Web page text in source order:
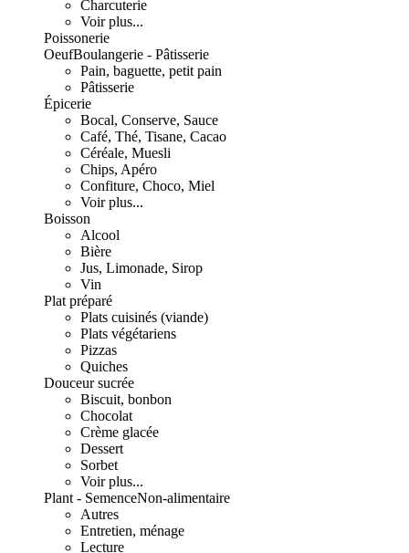
Charcuterie
Voir plus...
Poissonerie
OeufBoulangerie - Pâtisserie
Pain, baguette, petit pain
Pâtisserie
Épicerie
Bocal, Conserve, Sauce
Café, Thé, Tisane, Cacao
Céréale, Muesli
Chips, Apéro
Confiture, Choco, Miel
Voir plus...
Boisson
Alcool
Bière
Jus, Limonade, Sirop
Vin
Plat préparé
Plats cuisinés (viande)
Plats végétariens
Pizzas
Quiches
Douceur sucrée
Biscuit, bonbon
Chocolat
Crème glacée
Dessert
Sorbet
Voir plus...
Plant - SemenceNon-alimentaire
Autres
Entretien, ménage
Lecture